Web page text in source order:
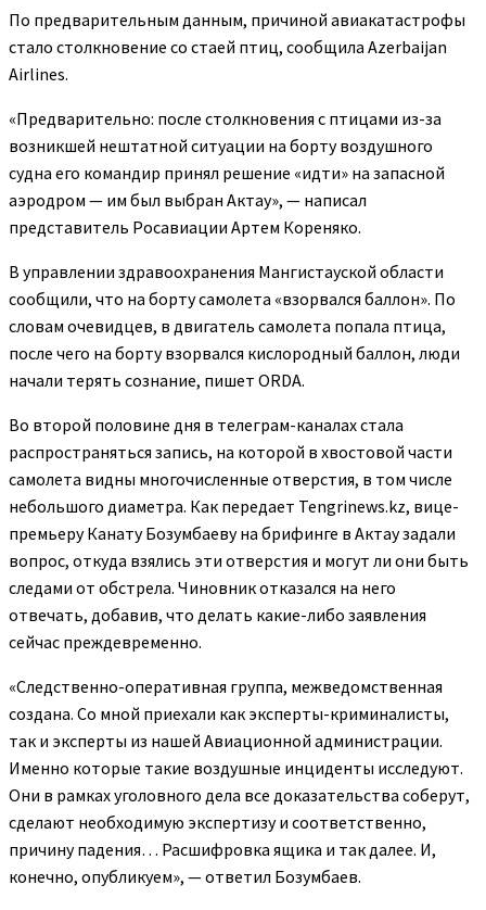
По предварительным данным, причиной авиакатастрофы
стало столкновение со стаей птиц, сообщила Azerbaijan
Airlines.
«Предварительно: после столкновения с птицами из-за
возникшей нештатной ситуации на борту воздушного
судна его командир принял решение «идти» на запасной
аэродром — им был выбран Актау», — написал
представитель Росавиации Артем Кореняко.
В управлении здравоохранения Мангистауской области
сообщили, что на борту самолета «взорвался баллон». По
словам очевидцев, в двигатель самолета попала птица,
после чего на борту взорвался кислородный баллон, люди
начали терять сознание, пишет ORDA.
Во второй половине дня в телеграм-каналах стала
распространяться запись, на которой в хвостовой части
самолета видны многочисленные отверстия, в том числе
небольшого диаметра. Как передает Tengrinews.kz, вице-
премьеру Канату Бозумбаеву на брифинге в Актау задали
вопрос, откуда взялись эти отверстия и могут ли они быть
следами от обстрела. Чиновник отказался на него
отвечать, добавив, что делать какие-либо заявления
сейчас преждевременно.
«Следственно-оперативная группа, межведомственная
создана. Со мной приехали как эксперты-криминалисты,
так и эксперты из нашей Авиационной администрации.
Именно которые такие воздушные инциденты исследуют.
Они в рамках уголовного дела все доказательства соберут,
сделают необходимую экспертизу и соответственно,
причину падения… Расшифровка ящика и так далее. И,
конечно, опубликуем», — ответил Бозумбаев.